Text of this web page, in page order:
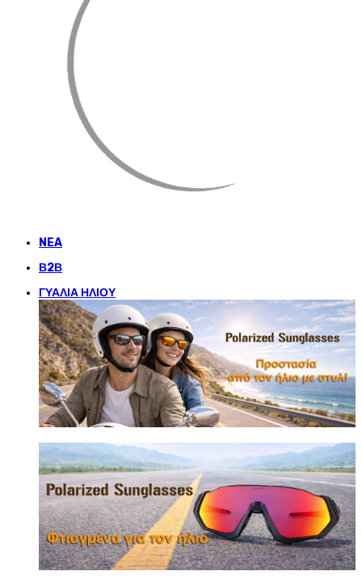
NEA
Β2Β
ΓΥΑΛΙΑ ΗΛΙΟΥ